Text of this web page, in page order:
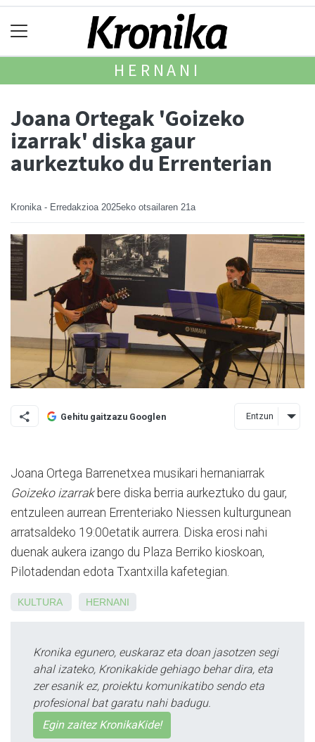
HERNANI
Joana Ortegak 'Goizeko
izarrak' diska gaur
aurkeztuko du Errenterian
Kronika - Erredakzioa 2025eko otsailaren 21a
Gehitu gaitzazu Googlen Entzun
Joana Ortega Barrenetxea musikari hernaniarrak
Goizeko izarrakbere diska berria aurkeztuko du gaur,
entzuleen aurrean Errenteriako Niessen kulturgunean
arratsaldeko 19:00etatik aurrera. Diska erosi nahi
duenak aukera izango du Plaza Berriko kioskoan,
Pilotadendan edota Txantxilla kafetegian.
KULTURA HERNANI
Kronika egunero, euskaraz eta doan jasotzen segi
ahal izateko, Kronikakide gehiago behar dira, eta
zer esanik ez, proiektu komunikatibo sendo eta
profesional bat garatu nahi badugu.
Egin zaitez KronikaKide!